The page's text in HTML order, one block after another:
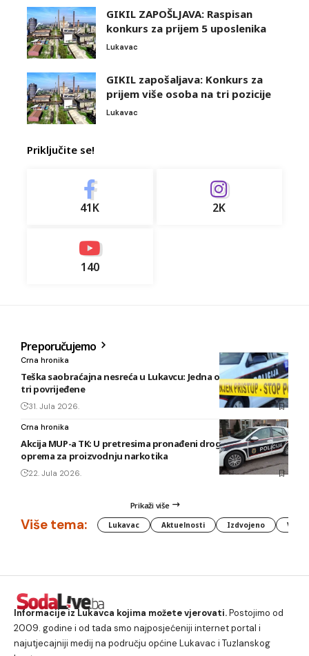
GIKIL ZAPOŠLJAVA: Raspisan
konkurs za prijem 5 uposlenika
Lukavac
GIKIL zapošaljava: Konkurs za
prijem više osoba na tri pozicije
Lukavac
Priključite se!
41K 2K
140
Preporučujemo
Crna hronika
Teška saobraćajna nesreća u Lukavcu: Jedna osoba poginula,
tri povrijeđene
31. Jula 2026.
Crna hronika
Akcija MUP-a TK: U pretresima pronađeni droga, oružje i
oprema za proizvodnju narkotika
22. Jula 2026.
Prikaži više
Više tema: Lukavac Aktuelnosti Izdvojeno
Informacije iz Lukavca kojima možete vjerovati.Postojimo od
2009. godine i od tada smo najposjećeniji internet portal i
najutjecajniji medij na području općine Lukavac i Tuzlanskog